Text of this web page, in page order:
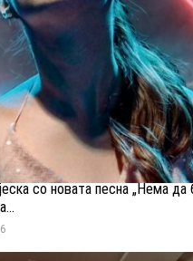
со новата песна „Нема да